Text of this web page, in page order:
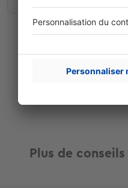
Plus de conseils